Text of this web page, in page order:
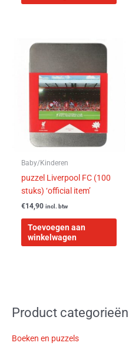
Baby/Kinderen
puzzel Liverpool FC (100
stuks) ‘official item’
€14,90 incl. btw
Toevoegen aan
winkelwagen
Product categorieën
Boeken en puzzels